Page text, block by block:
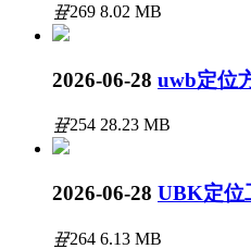
끂269 8.02 MB
2026-06-28 uwb定位
끂254 28.23 MB
2026-06-28 UBK定位
끂264 6.13 MB